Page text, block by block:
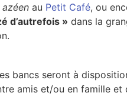
au Petit Café, ou
d’autrefois » dans la
bancs seront à
amis et/ou en famille et